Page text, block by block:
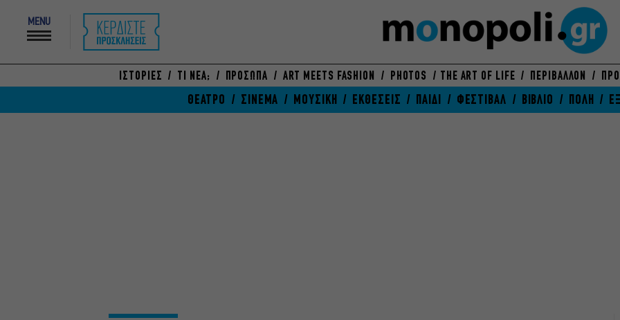
MENU
ΙΣΤΟΡΙΕΣ ΤΙ ΝΕΑ; ΠΡΟΣΩΠΑ ART MEETS FASHION PHOTOS THE ART OF LIFE ΠΕΡΙΒΑΛΛΟΝ
ΘΕΑΤΡΟ ΣΙΝΕΜΑ ΜΟΥΣΙΚΗ ΕΚΘΕΣΕΙΣ ΠΑΙΔΙ ΦΕΣΤΙΒΑΛ ΒΙΒΛΙΟ ΠΟΛΗ